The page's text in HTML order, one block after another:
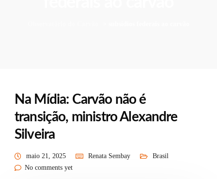
Na Mídia: Carvão não é
transição, ministro Alexandre
Silveira
maio 21, 2025 Renata Sembay
Brasil
No comments yet